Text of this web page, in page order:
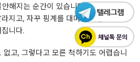
해지는 순간이 있습니다.
지고, 자꾸 핑계를 대며 약속을 미루기
니다.
고, 그렇다고 모른 척하기도 어렵습니